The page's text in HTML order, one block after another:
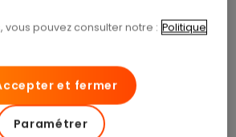
une prise en charge optimale
: consultations chez le médecin
orthodontie, optique…
dès maintenant et
vous pouvez consulter notre : Politique
et fermer
Paramétrer